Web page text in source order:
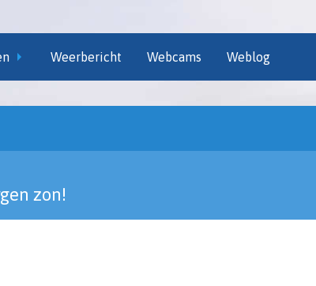
Weerbericht Webcams Weblog
zon!